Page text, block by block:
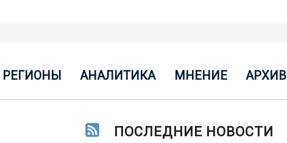
РЕГИОНЫ АНАЛИТИКА МНЕНИЕ АРХИВ
ПОСЛЕДНИЕ НОВОСТИ